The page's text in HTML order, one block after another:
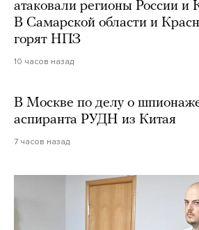
атаковали регионы России и
В Самарской области и
горят НПЗ
10 часов назад
В Москве по делу о
аспиранта РУДН из Китая
7 часов назад